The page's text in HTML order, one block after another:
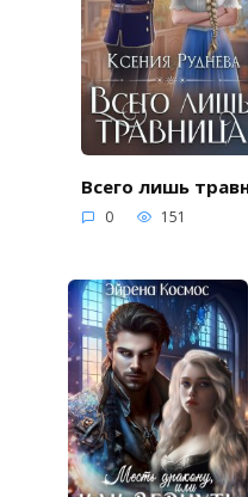
Всего лишь
0 151